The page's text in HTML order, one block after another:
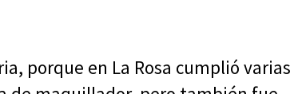
porque en La Rosa cumplió varias